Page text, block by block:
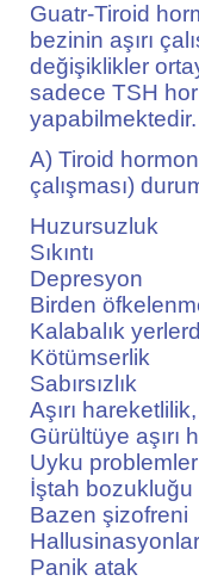
Guatr-Tiroid
bezinin aşırı
değişiklikler
sadece TSH
A) Tiroid
çalışması)
Huzursuzluk
Sıkıntı
Depresyon
Birden
Kalabalık
Kötümserlik
Sabırsızlık
Aşırı
Gürültüye aşırı
Uyku
İştah bozukluğu
Bazen şizofreni
Panik atak